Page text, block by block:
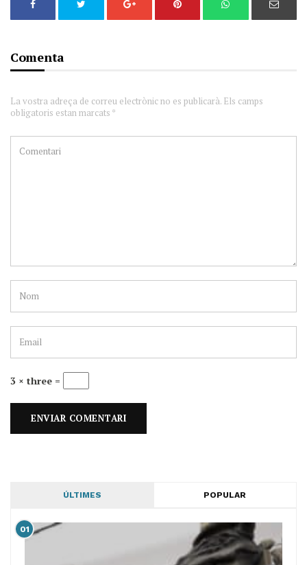
Comenta
La vostra adreça de correu electrònic no es publicarà. Els camps
obligatoris estan marcats *
3 × three =
ÚLTIMES POPULAR
01